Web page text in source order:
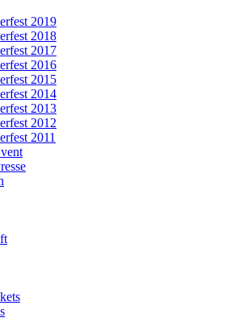
2019
2018
2017
2016
2015
2014
2013
2012
2011